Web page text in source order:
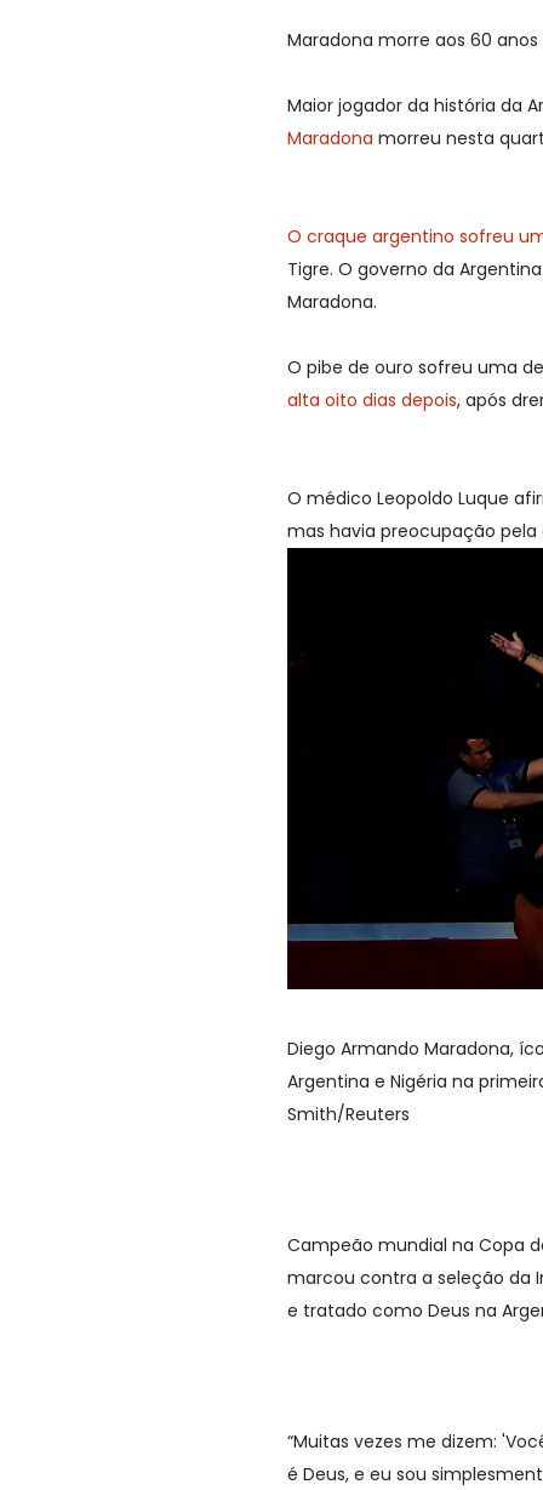
Maradona morre aos 60 anos
Maior jogador da história da
Maradona morreu nesta
O craque argentino sofreu
Tigre. O governo da
Maradona.
O pibe de ouro sofreu uma
alta oito dias depois, após
O médico Leopoldo Luque
mas havia preocupação
Diego Armando Maradona,
Argentina e Nigéria na
Smith/Reuters
Campeão mundial na Copa
marcou contra a seleção da
e tratado como Deus na
“Muitas vezes me dizem:
é Deus, e eu sou